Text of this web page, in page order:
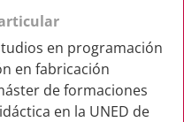
en programación
en fabricación
de formaciones
en la UNED de